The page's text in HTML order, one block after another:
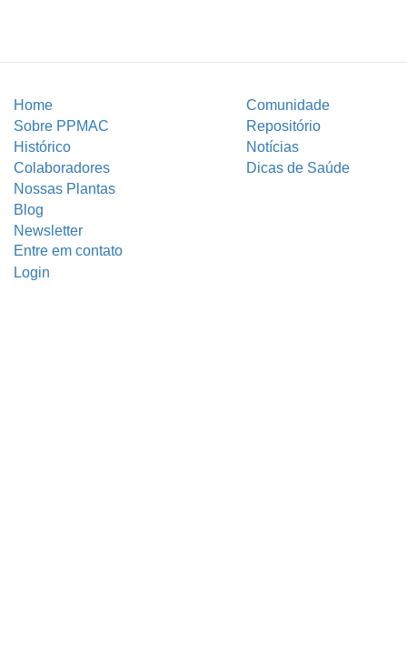
Home
Comunidade
Sobre PPMAC
Repositório
Histórico
Notícias
Colaboradores
Dicas de Saúde
Nossas Plantas
Blog
Newsletter
Entre em contato
Login